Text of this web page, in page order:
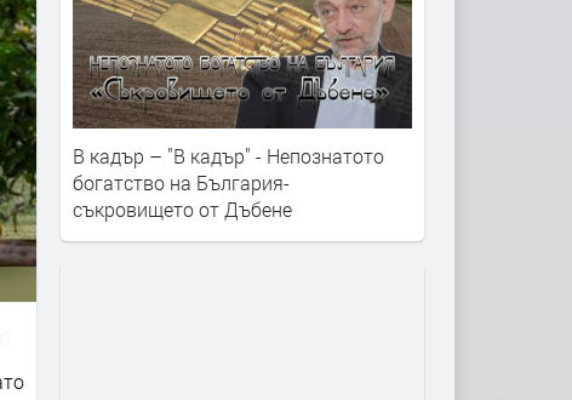
В кадър – "В кадър" - Непознатото
богатство на България-
съкровището от Дъбене